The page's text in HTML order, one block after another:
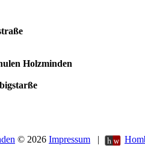
Holzminden
© 2026 Impressum |